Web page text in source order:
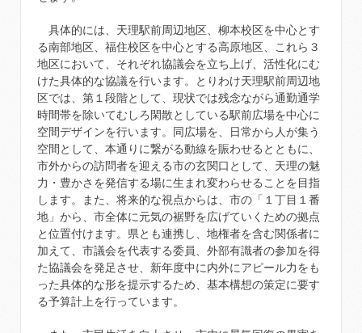
具体的には、天理駅前周辺地区、柳本校区を中心とす
る南部地区、福住校区を中心とする高原地区、これら３
地区において、それぞれ協議会を立ち上げ、活性化にむ
けた具体的な協議を行います。とりわけ天理駅前周辺地
区では、第１段階として、現状では残念ながら通勤通学
時間帯を除いてむしろ閑散としている駅前広場を中心に
空間デザインを行います。同広場を、日常から人が集う
空間として、本通りに繋がる動線を賑わせるとともに、
市外からの訪問者を迎える市の玄関口として、天理の魅
力・豊かさを発信する場に生まれ変わらせることを目指
します。また、将来的な視点からは、市の「１丁目１番
地」から、市全体に元気の裾野を広げていくための拠点
と位置付けます。県とも連携し、地権者を含む関係者に
加えて、市議会を代表する委員、外部有識者の参加を得
た協議会を発足させ、新年度中に内外にアピール力をも
った具体的な形を提示するため、基本構想の策定に要す
る予算計上を行っています。